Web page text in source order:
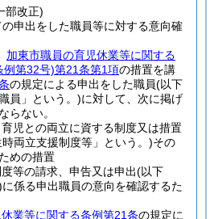
部改正)
申出をした職員等に対する意向確
加東市職員の育児休業等に関する
例第32号)第21条第1項の措置を講
の規定による申出をした職員(以下
員」という。)に対して、次に掲げ
らない。
児との両立に資する制度又は措置
両立支援制度等」という。)その
めの措置
等の請求、申告又は申出(以下
に係る申出職員の意向を確認するた
業等に関する条例第21条の規定に